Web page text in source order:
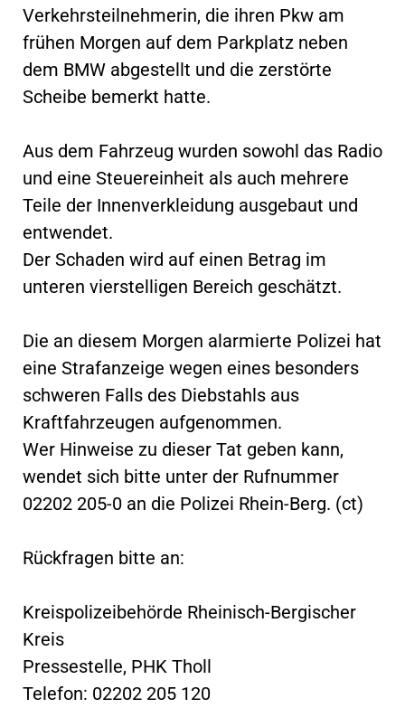
Verkehrsteilnehmerin, die ihren Pkw am
frühen Morgen auf dem Parkplatz neben
dem BMW abgestellt und die zerstörte
Scheibe bemerkt hatte.
Aus dem Fahrzeug wurden sowohl das Radio
und eine Steuereinheit als auch mehrere
Teile der Innenverkleidung ausgebaut und
entwendet.
Der Schaden wird auf einen Betrag im
unteren vierstelligen Bereich geschätzt.
Die an diesem Morgen alarmierte Polizei hat
eine Strafanzeige wegen eines besonders
schweren Falls des Diebstahls aus
Kraftfahrzeugen aufgenommen.
Wer Hinweise zu dieser Tat geben kann,
wendet sich bitte unter der Rufnummer
02202 205-0 an die Polizei Rhein-Berg. (ct)
Rückfragen bitte an:
Kreispolizeibehörde Rheinisch-Bergischer
Kreis
Pressestelle, PHK Tholl
Telefon: 02202 205 120